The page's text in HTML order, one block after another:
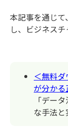
本記事を通じ
し、ビジネス
＜無料
が分か
「デー
な手法と